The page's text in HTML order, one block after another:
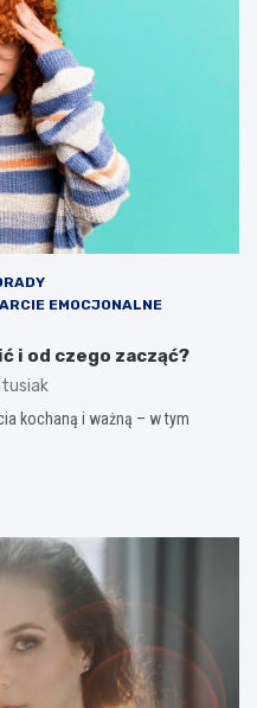
EMOCJONALNE
i od czego zacząć?
kochaną i ważną – w tym